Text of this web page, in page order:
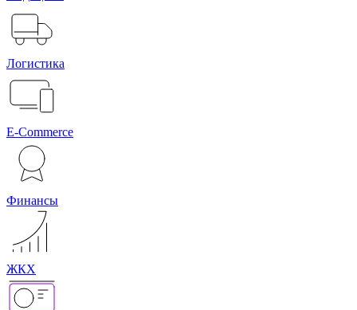
Логистика
E-Commerce
Финансы
ЖКХ